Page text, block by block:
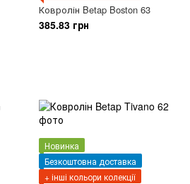
Ковролін Betap Boston 63
385.83 грн
Новинка
Безкоштовна доставка
+ інші кольори колекції